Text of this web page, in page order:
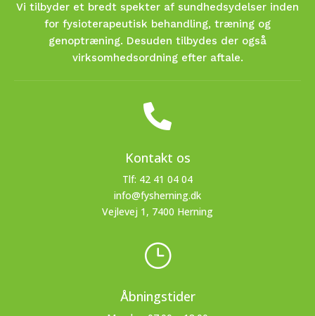
Vi tilbyder et bredt spekter af sundhedsydelser inden
for fysioterapeutisk behandling, træning og
genoptræning. Desuden tilbydes der også
virksomhedsordning efter aftale.

Kontakt os
Tlf: 42 41 04 04
info@fysherning.dk
Vejlevej 1, 7400 Herning
}
Åbningstider